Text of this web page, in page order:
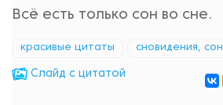
Всё есть только сон во сне.
красивые цитаты сновидения, сон
Cлайд с цитатой